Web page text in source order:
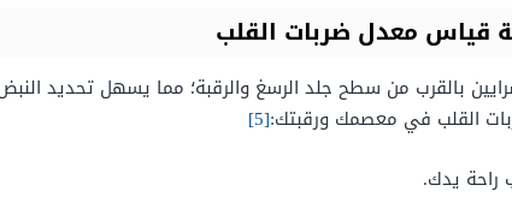
قياس معدل ضربات القلب
بالقرب من سطح جلد الرسغ والرقبة؛ مما يسهل تحديد
القلب في معصمك ورقبتك:[5]
راحة يدك.